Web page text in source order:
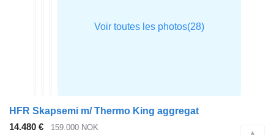
HFR Skapsemi m/ Thermo King aggregat
14.480 €
159.000 NOK